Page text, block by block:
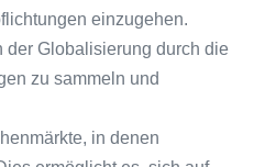
einzugehen.
der Globalisierung durch die
zu sammeln und
in denen